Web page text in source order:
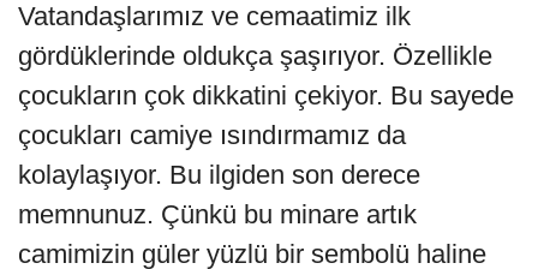
Vatandaşlarımız ve cemaatimiz ilk
gördüklerinde oldukça şaşırıyor. Özellikle
çocukların çok dikkatini çekiyor. Bu sayede
çocukları camiye ısındırmamız da
kolaylaşıyor. Bu ilgiden son derece
memnunuz. Çünkü bu minare artık
camimizin güler yüzlü bir sembolü haline